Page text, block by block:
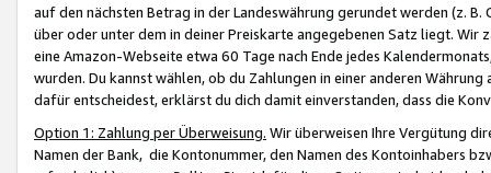
auf den nächsten Betrag in der Landeswährung gerundet werden (z.
über oder unter dem in deiner Preiskarte angegebenen Satz liegt.
eine Amazon-Webseite etwa 60 Tage nach Ende jedes
wurden. Du kannst wählen, ob du Zahlungen in einer anderen
dafür entscheidest, erklärst du dich damit einverstanden, dass die
Option 1: Zahlung per Überweisung. Wir überweisen Ihre Vergütung
Namen der Bank, die Kontonummer, den Namen des Kontoinhabers